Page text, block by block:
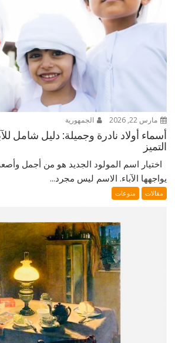
مارس 22, 2026 الجمهورية
أسماء أولاد نادرة وجميلة: دليل شامل
التميز
اختيار اسم المولود الجديد هو من أجمل
يواجهها الآباء. الاسم ليس مجرد...
مقالات منوعات